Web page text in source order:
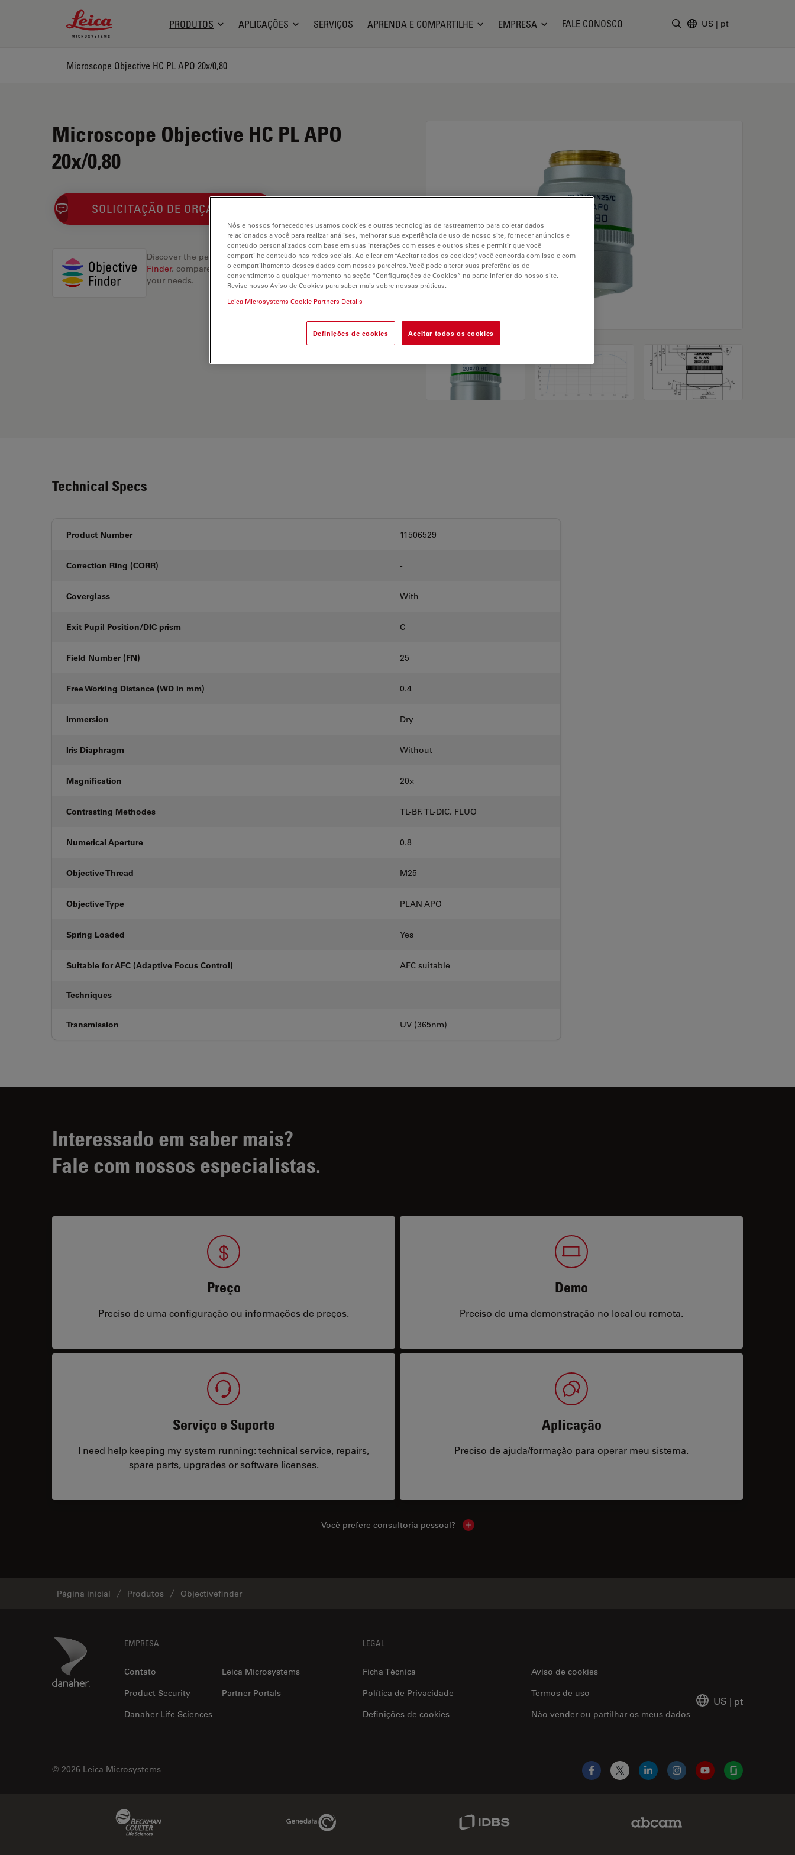
Leica Microsystems Logo
PRODUTOS APLICAÇÕES SERVIÇOS APRENDA E COMPARTILHE EMPRESA FALE CONOSCO US | pt
Microscope Objective HC PL APO 20x/0,80
Microscope Objective HC PL APO
20x/0,80
SOLICITAÇÃO DE ORÇAMENTO
Discover the perfect solution. Explore ourObjective
Finder, compare alternatives, and find the best fit for
your needs.
Technical Specs
Product Number 11506529
Correction Ring (CORR) -
Coverglass With
Exit Pupil Position/DIC prism C
Field Number (FN) 25
Free Working Distance (WD in mm) 0.4
Immersion Dry
Iris Diaphragm Without
Magnification 20⨉
Contrasting Methodes TL-BF, TL-DIC, FLUO
Numerical Aperture 0.8
Objective Thread M25
Objective Type PLAN APO
Spring Loaded Yes
Suitable for AFC (Adaptive Focus Control) AFC suitable
Techniques
Transmission UV (365nm)
Interessado em saber mais?
Fale com nossos especialistas.
Preço
Preciso de uma configuração ou informações de preços.
Demo
Preciso de uma demonstração no local ou remota.
Serviço e Suporte
I need help keeping my system running: technical service, repairs,
spare parts, upgrades or software licenses.
Aplicação
Preciso de ajuda/formação para operar meu sistema.
Você prefere consultoria pessoal? Show local contacts
Página inicial Produtos Objectivefinder
Danaher Logo EMPRESA
Contato
Leica Microsystems
Product Security
Partner Portals
Danaher Life Sciences
LEGAL
Ficha Técnica
Aviso de cookies
Política de Privacidade
Não vender ou partilhar os meus dados
Termos de uso
Definições de cookies
US | pt
© 2026 Leica Microsystems
Facebook
X LinkedInInstagramYouTubeGlassdoor
Genedata Link IDBS Link
Nós e nossos fornecedores usamos cookies e outras tecnologias de rastreamento para coletar dados
relacionados a você para realizar análises, melhorar sua experiência de uso de nosso site, fornecer anúncios e
conteúdo personalizados com base em suas interações com esses e outros sites e permitir que você
compartilhe conteúdo nas redes sociais. Ao clicar em “Aceitar todos os cookies”, você concorda com isso e com
o compartilhamento desses dados com nossos parceiros. Você pode alterar suas preferências de
consentimento a qualquer momento na seção “Configurações de Cookies” na parte inferior do nosso site.
Revise nosso Aviso de Cookies para saber mais sobre nossas práticas.
Leica Microsystems Cookie Partners Details
Definições de cookies Aceitar todos os cookies